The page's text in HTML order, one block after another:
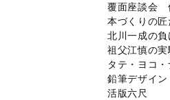
覆面座談会
本づくりの
北川一成の
祖父江慎の
タテ・ヨコ
鉛筆デザイン
活版六尺